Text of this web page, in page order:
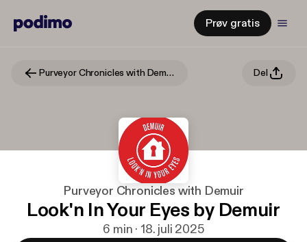
Prøv gratis
Purveyor Chronicles with Demuir Del
Purveyor Chronicles with Demuir
Look'n In Your Eyes by Demuir
6 min · 18. juli 2025